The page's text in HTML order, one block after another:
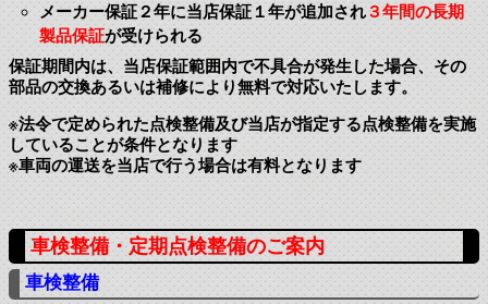
メーカー保証２年に当店保証１年が追加され３年間の長期
製品保証が受けられる
保証期間内は、当店保証範囲内で不具合が発生した場合、その
部品の交換あるいは補修により無料で対応いたします。
※法令で定められた点検整備及び当店が指定する点検整備を実施
していることが条件となります
※車両の運送を当店で行う場合は有料となります
車検整備・定期点検整備のご案内
車検整備